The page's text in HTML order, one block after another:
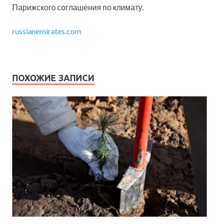
Парижского соглашения по климату.
russianemirates.com
ПОХОЖИЕ ЗАПИСИ